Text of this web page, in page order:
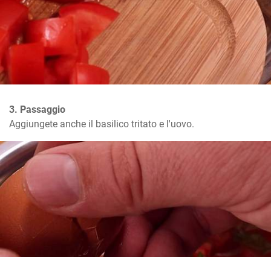
3. Passaggio
Aggiungete anche il basilico tritato e l'uovo.